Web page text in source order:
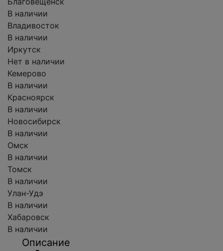
В наличии
Владивосток
В наличии
Иркутск
Нет в наличии
Кемерово
В наличии
Красноярск
В наличии
Новосибирск
В наличии
Омск
В наличии
Томск
В наличии
Улан-Удэ
В наличии
Хабаровск
В наличии
Описание